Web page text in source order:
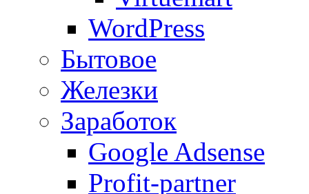
WordPress
Бытовое
Железки
Заработок
Google Adsense
Profit-partner